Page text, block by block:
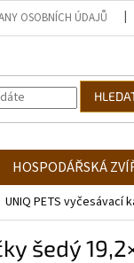
OSOBNÍCH ÚDAJŮ
HOSPODÁŘSKÁ
UNIQ PETS vyčesávací
šedý